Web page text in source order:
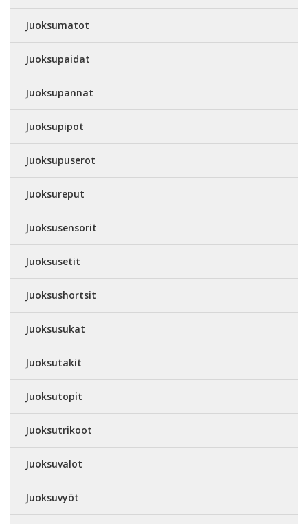
Juoksumatot
Juoksupaidat
Juoksupannat
Juoksupipot
Juoksupuserot
Juoksureput
Juoksusensorit
Juoksusetit
Juoksushortsit
Juoksusukat
Juoksutakit
Juoksutopit
Juoksutrikoot
Juoksuvalot
Juoksuvyöt